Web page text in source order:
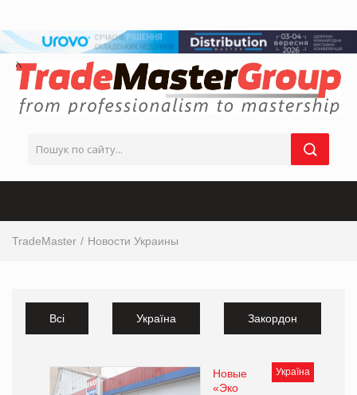
TradeMaster Новости Украины
Всі Україна Закордон
Україна
Новые
«Эко